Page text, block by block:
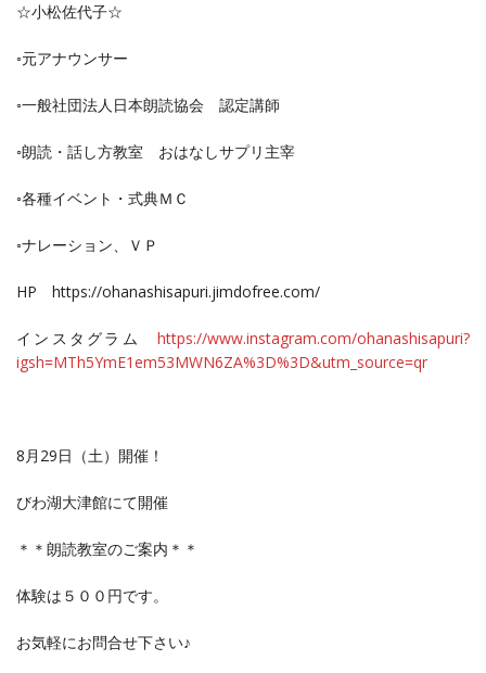
☆小松佐代子☆
◦元アナウンサー
◦一般社団法人日本朗読協会 認定講師
◦朗読・話し方教室 おはなしサプリ主宰
◦各種イベント・式典ＭＣ
◦ナレーション、ＶＰ
HP https://ohanashisapuri.jimdofree.com/
インスタグラム https://www.instagram.com/ohanashisapuri?
igsh=MTh5YmE1em53MWN6ZA%3D%3D&utm_source=qr
8月29日（土）開催！
びわ湖大津館にて開催
＊＊朗読教室のご案内＊＊
体験は５００円です。
お気軽にお問合せ下さい♪